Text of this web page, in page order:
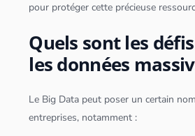
pour protéger cette précieuse
Quels sont les
les données
Le Big Data peut poser un certain
entreprises, notamment :